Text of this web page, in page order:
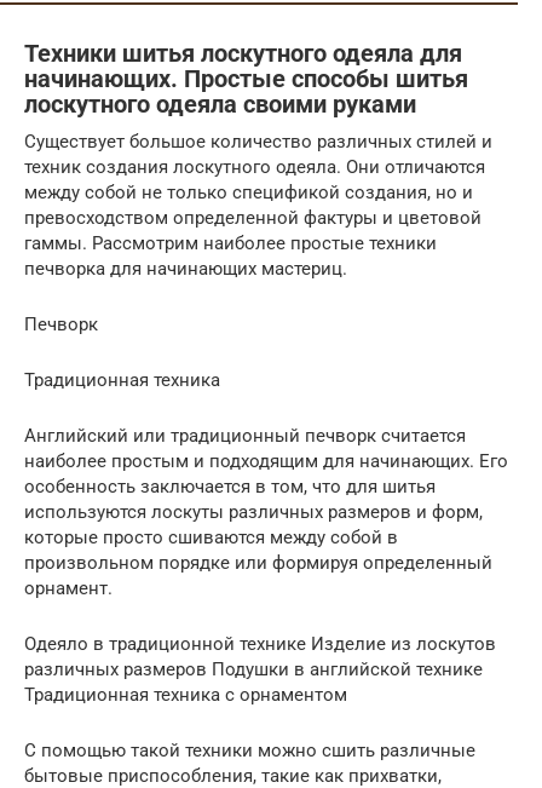
Техники шитья лоскутного одеяла для
начинающих. Простые способы шитья
лоскутного одеяла своими руками
Существует большое количество различных стилей и
техник создания лоскутного одеяла. Они отличаются
между собой не только спецификой создания, но и
превосходством определенной фактуры и цветовой
гаммы. Рассмотрим наиболее простые техники
печворка для начинающих мастериц.
Печворк
Традиционная техника
Английский или традиционный печворк считается
наиболее простым и подходящим для начинающих. Его
особенность заключается в том, что для шитья
используются лоскуты различных размеров и форм,
которые просто сшиваются между собой в
произвольном порядке или формируя определенный
орнамент.
Одеяло в традиционной технике Изделие из лоскутов
различных размеров Подушки в английской технике
Традиционная техника с орнаментом
С помощью такой техники можно сшить различные
бытовые приспособления, такие как прихватки,